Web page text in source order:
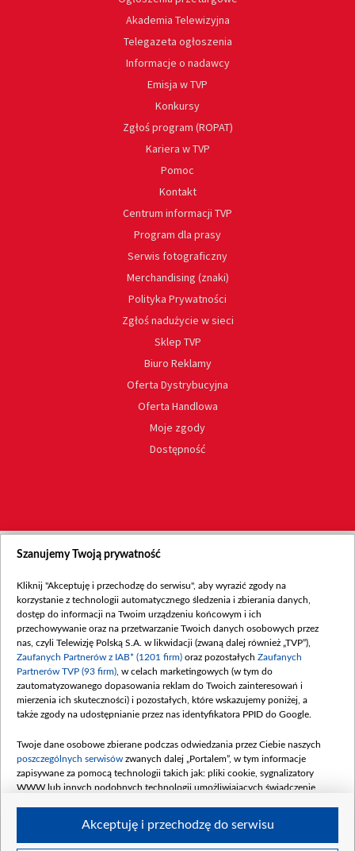
Akademia Telewizyjna
Telegazeta ogłoszenia
Informacje o nadawcy
Emisja w TVP
Konkursy
Zgłoś program (ROPAT)
Kariera w TVP
Pomoc
Kontakt
Centrum informacji TVP
Program dla prasy
Serwis fotograficzny
Merchandising (znaki)
Polityka Prywatności
Zgłoś nadużycie w sieci
Sklep TVP
Biuro Reklamy
Oferta Dystrybucyjna
Oferta Handlowa
Moje zgody
Dostępność
Szanujemy Twoją prywatność
Kliknij "Akceptuję i przechodzę do serwisu", aby wyrazić zgody na
korzystanie z technologii automatycznego śledzenia i zbierania danych,
dostęp do informacji na Twoim urządzeniu końcowym i ich
przechowywanie oraz na przetwarzanie Twoich danych osobowych przez
nas, czyli Telewizję Polską S.A. w likwidacji (zwaną dalej również „TVP”),
Zaufanych Partnerów z IAB* (1201 firm) oraz pozostałych Zaufanych
Partnerów TVP (93 firm) , w celach marketingowych (w tym do
zautomatyzowanego dopasowania reklam do Twoich zainteresowań i
mierzenia ich skuteczności) i pozostałych, które wskazujemy poniżej, a
także zgody na udostępnianie przez nas identyfikatora PPID do Google.
Twoje dane osobowe zbierane podczas odwiedzania przez Ciebie naszych
poszczególnych serwisów zwanych dalej „Portalem”, w tym informacje
zapisywane za pomocą technologii takich jak: pliki cookie, sygnalizatory
WWW lub innych podobnych technologii umożliwiających świadczenie
Akceptuję i przechodzę do serwisu